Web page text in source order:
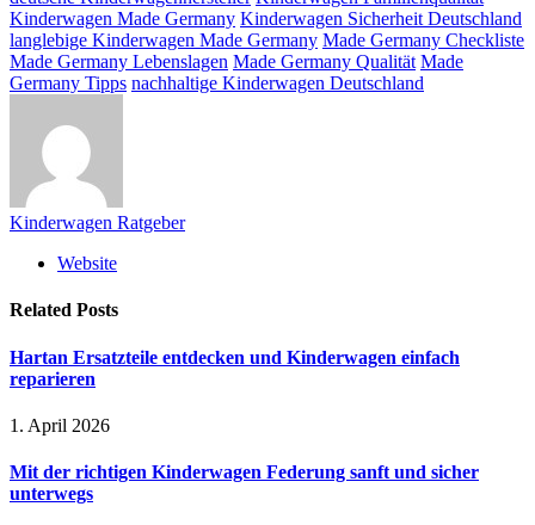
Kinderwagen Made Germany Kinderwagen Sicherheit Deutschland
langlebige Kinderwagen Made Germany Made Germany Checkliste
Made Germany Lebenslagen Made Germany Qualität Made
Germany Tipps nachhaltige Kinderwagen Deutschland
Kinderwagen Ratgeber
Website
Related Posts
Hartan Ersatzteile entdecken und Kinderwagen einfach
reparieren
1. April 2026
Mit der richtigen Kinderwagen Federung sanft und sicher
unterwegs